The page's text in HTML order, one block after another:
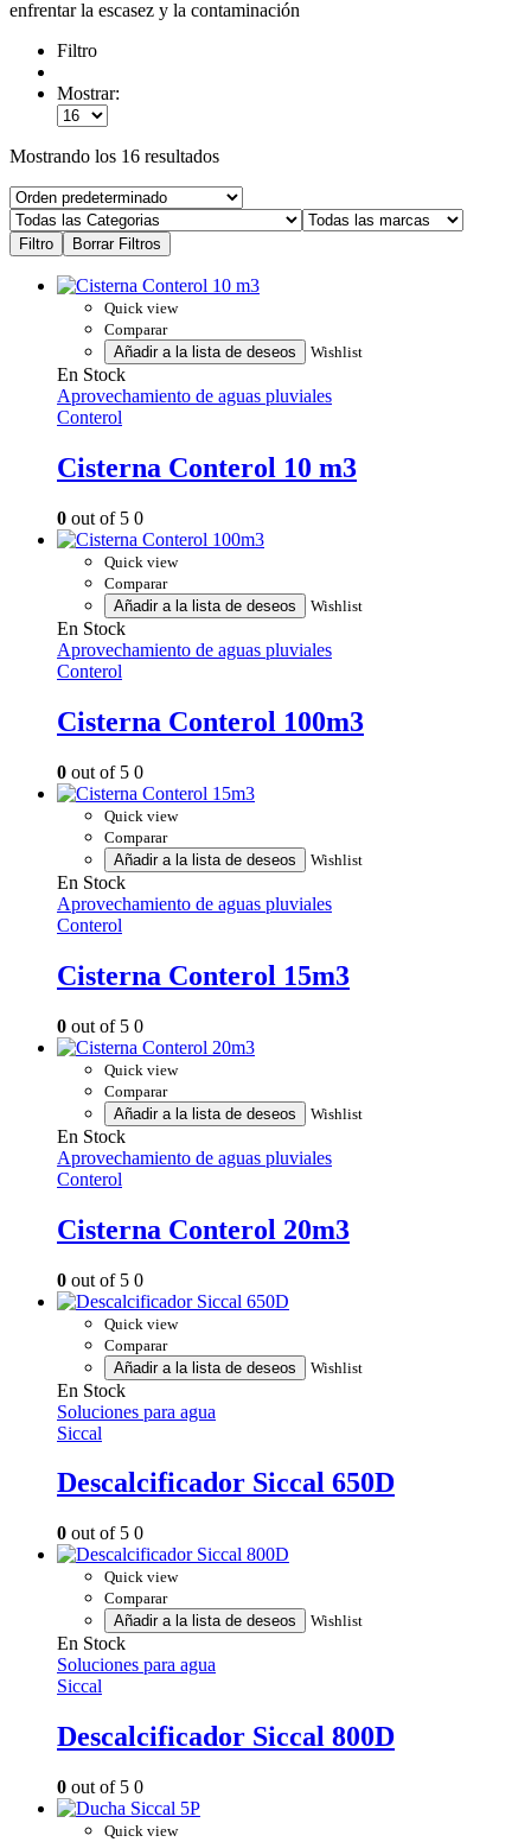
enfrentar la escasez y la contaminación
Filtro
Mostrar:
Mostrando los 16 resultados
Quick view
Comparar
Añadir a la lista de deseos
Wishlist
En Stock
Aprovechamiento de aguas pluviales
Conterol
Cisterna Conterol 10 m3
0 out of 5 0
Quick view
Comparar
Añadir a la lista de deseos
Wishlist
En Stock
Aprovechamiento de aguas pluviales
Conterol
Cisterna Conterol 100m3
0 out of 5 0
Quick view
Comparar
Añadir a la lista de deseos
Wishlist
En Stock
Aprovechamiento de aguas pluviales
Conterol
Cisterna Conterol 15m3
0 out of 5 0
Quick view
Comparar
Añadir a la lista de deseos
Wishlist
En Stock
Aprovechamiento de aguas pluviales
Conterol
Cisterna Conterol 20m3
0 out of 5 0
Quick view
Comparar
Añadir a la lista de deseos
Wishlist
En Stock
Soluciones para agua
Siccal
Descalcificador Siccal 650D
0 out of 5 0
Quick view
Comparar
Añadir a la lista de deseos
Wishlist
En Stock
Soluciones para agua
Siccal
Descalcificador Siccal 800D
0 out of 5 0
Quick view